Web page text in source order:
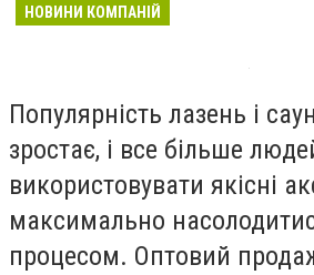
НОВИНИ КОМПАНІЙ
Популярність лазень і
зростає, і все більше
використовувати якісні
максимально
процесом. Оптовий